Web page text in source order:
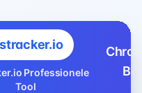
Professionele
Tool